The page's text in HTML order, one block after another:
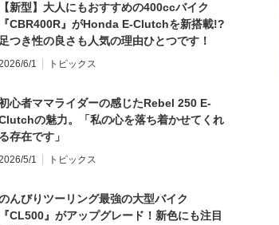
【新型】大人にもおすすめの400ccバイク
『CBR400R』がHonda E-Clutchを新搭載!?
足つき性の良さも人気の理由ひとつです！
6/1 トピックス
心者ママライダーの感じたRebel 250 E-
の魅力。「私の心を落ち着かせてくれ
る存在です」
5/1 トピックス
んびりツーリング最強の大型バイク
『CL500』がアップグレード！新色にも注目